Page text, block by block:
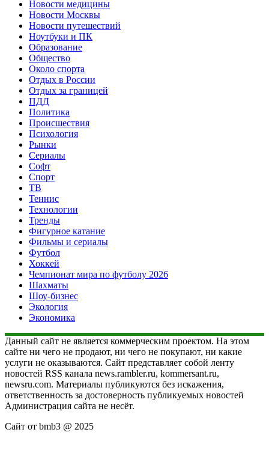
Новости медицины
Новости Москвы
Новости путешествий
Ноутбуки и ПК
Образование
Общество
Около спорта
Отдых в России
Отдых за границей
ПДД
Политика
Происшествия
Психология
Рынки
Сериалы
Софт
Спорт
ТВ
Теннис
Технологии
Тренды
Фигурное катание
Фильмы и сериалы
Футбол
Хоккей
Чемпионат мира по футболу 2026
Шахматы
Шоу-бизнес
Экология
Экономика
Данный сайт не является коммерческим проектом. На этом
сайте ни чего не продают, ни чего не покупают, ни какие
услуги не оказываются. Сайт представляет собой ленту
новостей RSS канала news.rambler.ru, kommersant.ru,
newsru.com. Материалы публикуются без искажения,
ответственность за достоверность публикуемых новостей
Администрация сайта не несёт.
Сайт от bmb3 @ 2025